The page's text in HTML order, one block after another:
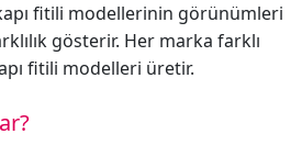
fitili modellerinin görünümleri
gösterir. Her marka farklı
fitili modelleri üretir.